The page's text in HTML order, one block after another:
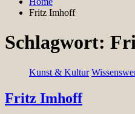
Fritz Imhoff
Schlagwort:
Kunst & Kultur
Fritz Imhoff